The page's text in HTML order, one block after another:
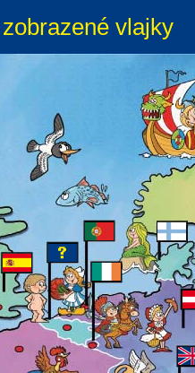
vlajky